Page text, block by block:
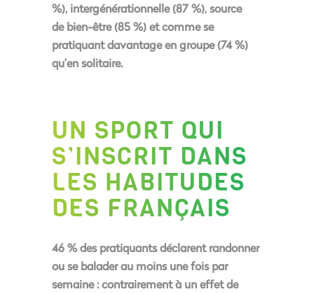
%), intergénérationnelle(87 %), source
debien-être(85 %) et comme se
pratiquant davantage en groupe (74 %)
qu’en solitaire.
UN SPORT QUI
S’INSCRIT DANS
LES HABITUDES
DES FRANÇAIS
46 % des pratiquants déclarent randonner
ou se balader au moins une fois par
semaine: contrairement à un effet de